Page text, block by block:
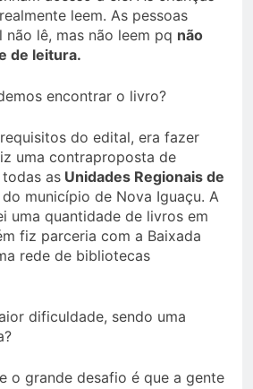
leem. As pessoas
não lê, mas não leem pq não
de leitura.
encontrar o livro?
do edital, era fazer
uma contraproposta de
as Unidades Regionais de
do município de Nova Iguaçu. A
uma quantidade de livros em
fiz parceria com a Baixada
rede de bibliotecas
dificuldade, sendo uma
o grande desafio é que a gente